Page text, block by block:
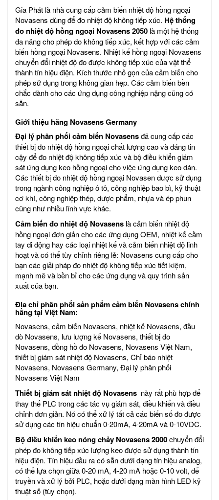
Gia Phát là nhà cung cấp cảm biến nhiệt độ hồng ngoại
Novasens dùng để đo nhiệt độ không tiếp xúc. Hệ thống
đo nhiệt độ hồng ngoại Novasens 2050 là một hệ thống
đa năng cho phép đo không tiếp xúc, kết hợp với các cảm
biến hồng ngoại Novasens. Nhiệt kế hồng ngoại Novasens
chuyển đổi nhiệt độ đo được không tiếp xúc của vật thể
thành tín hiệu điện. Kích thước nhỏ gọn của cảm biến cho
phép sử dụng trong không gian hẹp. Các cảm biến bền
chắc dành cho các ứng dụng công nghiệp nặng cũng có
sẵn.
Giới thiệu hãng Novasens Germany
Đại lý phân phối cảm biến Novasensđã cung cấp các
thiết bị đo nhiệt độ hồng ngoại chất lượng cao và đáng tin
cậy để đo nhiệt độ không tiếp xúc và bộ điều khiển giám
sát ứng dụng keo hồng ngoại cho việc ứng dụng keo dán.
Các thiết bị đo nhiệt độ hồng ngoại Novasen được sử dụng
trong ngành công nghiệp ô tô, công nghiệp bao bì, kỹ thuật
cơ khí, công nghiệp thép, dược phẩm, nhựa và ép phun
cũng như nhiều lĩnh vực khác.
Cảm biến đo nhiệt độ Novasens là cảm biến nhiệt độ
hồng ngoại đơn giản cho các ứng dụng OEM, nhiệt kế cầm
tay di động hay các loại nhiệt kế và cảm biến nhiệt độ linh
hoạt và có thể tùy chỉnh riêng lẻ: Novasens cung cấp cho
bạn các giải pháp đo nhiệt độ không tiếp xúc tiết kiệm,
mạnh mẽ và bền bỉ cho các ứng dụng và quy trình sản
xuất của bạn.
Địa chỉ phân phối sản phẩm cảm biến Novasens chính
hãng tại Việt Nam:
Novasens, cảm biến Novasens, nhiệt kế Novasens, đầu
dò Novasens, lưu lượng kế Novasens, thiết bị đo
Novasens, đồng hồ đo Novasens, Novasens Việt Nam,
thiết bị giám sát nhiệt độ Novasens, Chỉ báo nhiệt
Novasens, Novasens Germany, Đại lý phân phối
Novasens Việt Nam
Thiết bị giám sát nhiệt độ Novasens này rất phù hợp để
thay thế PLC trong các tác vụ giám sát, điều khiển và điều
chỉnh đơn giản. Nó có thể xử lý tất cả các biến số đo được
sử dụng các tín hiệu chuẩn 0-20mA, 4-20mA và 0-10VDC.
Bộ điều khiển keo nóng chảy Novasens 2000chuyển đổi
phép đo không tiếp xúc lượng keo được sử dụng thành tín
hiệu điện. Tín hiệu đầu ra có sẵn dưới dạng tín hiệu analog,
có thể lựa chọn giữa 0-20 mA, 4-20 mA hoặc 0-10 volt, để
truyền và xử lý bởi PLC, hoặc dưới dạng màn hình LED kỹ
thuật số (tùy chọn).